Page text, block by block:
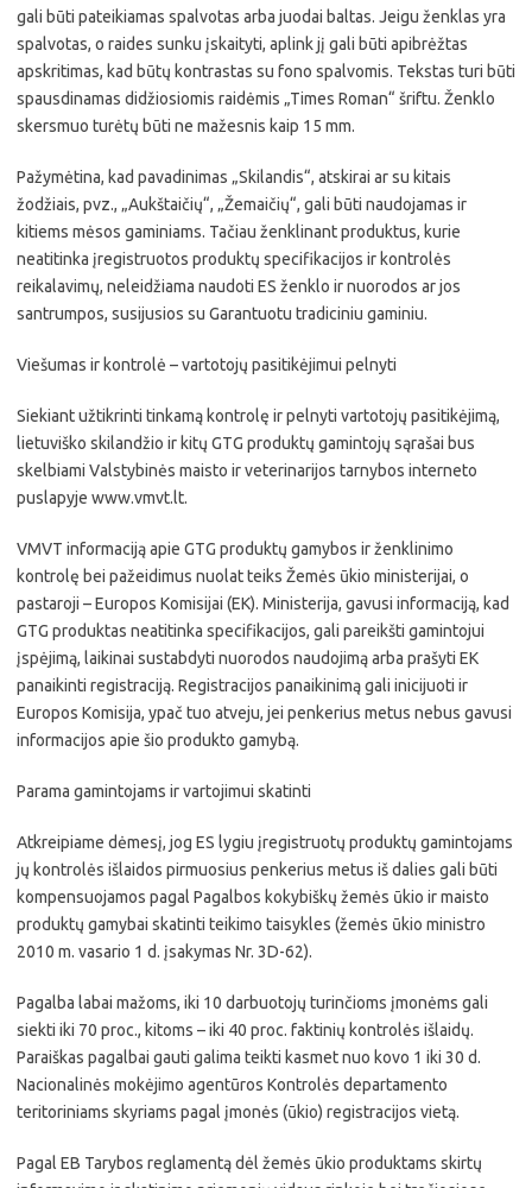
gali būti pateikiamas spalvotas arba juodai baltas. Jeigu ženklas yra
spalvotas, o raides sunku įskaityti, aplink jį gali būti apibrėžtas
apskritimas, kad būtų kontrastas su fono spalvomis. Tekstas turi būti
spausdinamas didžiosiomis raidėmis „Times Roman“ šriftu. Ženklo
skersmuo turėtų būti ne mažesnis kaip 15 mm.
Pažymėtina, kad pavadinimas „Skilandis“, atskirai ar su kitais
žodžiais, pvz., „Aukštaičių“, „Žemaičių“, gali būti naudojamas ir
kitiems mėsos gaminiams. Tačiau ženklinant produktus, kurie
neatitinka įregistruotos produktų specifikacijos ir kontrolės
reikalavimų, neleidžiama naudoti ES ženklo ir nuorodos ar jos
santrumpos, susijusios su Garantuotu tradiciniu gaminiu.
Viešumas ir kontrolė – vartotojų pasitikėjimui pelnyti
Siekiant užtikrinti tinkamą kontrolę ir pelnyti vartotojų pasitikėjimą,
lietuviško skilandžio ir kitų GTG produktų gamintojų sąrašai bus
skelbiami Valstybinės maisto ir veterinarijos tarnybos interneto
puslapyje www.vmvt.lt.
VMVT informaciją apie GTG produktų gamybos ir ženklinimo
kontrolę bei pažeidimus nuolat teiks Žemės ūkio ministerijai, o
pastaroji – Europos Komisijai (EK). Ministerija, gavusi informaciją, kad
GTG produktas neatitinka specifikacijos, gali pareikšti gamintojui
įspėjimą, laikinai sustabdyti nuorodos naudojimą arba prašyti EK
panaikinti registraciją. Registracijos panaikinimą gali inicijuoti ir
Europos Komisija, ypač tuo atveju, jei penkerius metus nebus gavusi
informacijos apie šio produkto gamybą.
Parama gamintojams ir vartojimui skatinti
Atkreipiame dėmesį, jog ES lygiu įregistruotų produktų gamintojams
jų kontrolės išlaidos pirmuosius penkerius metus iš dalies gali būti
kompensuojamos pagal Pagalbos kokybiškų žemės ūkio ir maisto
produktų gamybai skatinti teikimo taisykles (žemės ūkio ministro
2010 m. vasario 1 d. įsakymas Nr. 3D-62).
Pagalba labai mažoms, iki 10 darbuotojų turinčioms įmonėms gali
siekti iki 70 proc., kitoms – iki 40 proc. faktinių kontrolės išlaidų.
Paraiškas pagalbai gauti galima teikti kasmet nuo kovo 1 iki 30 d.
Nacionalinės mokėjimo agentūros Kontrolės departamento
teritoriniams skyriams pagal įmonės (ūkio) registracijos vietą.
Pagal EB Tarybos reglamentą dėl žemės ūkio produktams skirtų